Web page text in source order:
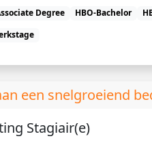
Degree
HBO-Bachelor
een snelgroeiend
Stagiair(e)